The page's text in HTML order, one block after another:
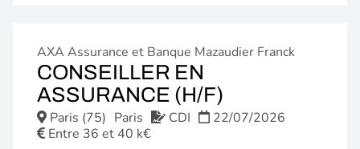
AXA Assurance et Banque Mazaudier Franck
CONSEILLER EN
ASSURANCE (H/F)
FENÊTRE)
Paris (75) Paris CDI
22/07/2026
Entre 36 et 40 k€